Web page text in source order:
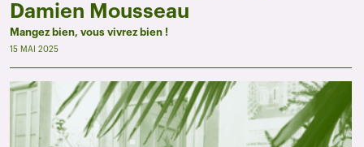
Damien Mousseau
Mangez bien, vous vivrez bien !
15 MAI 2025